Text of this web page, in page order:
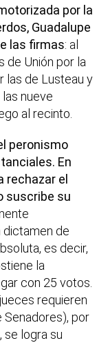
por la
Guadalupe
las firmas: al
de Unión por la
las de Lusteau y
nueve
al recinto.
peronismo
En
rechazar el
suscribe su
dictamen de
es decir,
la
con 25 votos.
requieren
por
se logra su